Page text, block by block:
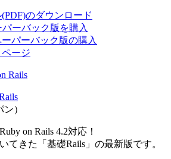
のダウンロード
パーバック版を購入
パーバック版の購入
ージ
）
on Rails 4.2対応！
てきた「基礎Rails」の最新版です。